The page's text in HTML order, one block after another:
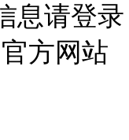
息请登录
方网站